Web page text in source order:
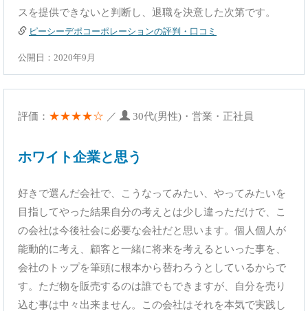
スを提供できないと判断し、退職を決意した次第です。
ピーシーデポコーポレーションの評判・口コミ
公開日：2020年9月
評価： ★★★★☆ ／ 30代(男性)・営業・正社員
ホワイト企業と思う
好きで選んだ会社で、こうなってみたい、やってみたいを
目指してやった結果自分の考えとは少し違っただけで、こ
の会社は今後社会に必要な会社だと思います。個人個人が
能動的に考え、顧客と一緒に将来を考えるといった事を、
会社のトップを筆頭に根本から替わろうとしているからで
す。ただ物を販売するのは誰でもできますが、自分を売り
込む事は中々出来ません。この会社はそれを本気で実践し